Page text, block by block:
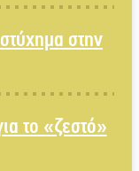
στην
το «ζεστό»